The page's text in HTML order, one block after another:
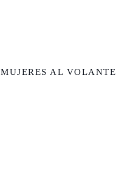
MUJERES AL VOLANTE